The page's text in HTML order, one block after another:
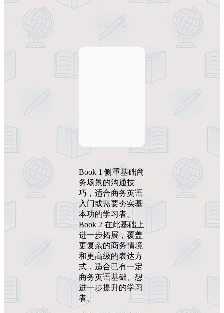
沟
（MP3）
Book 1 侧重基础商
务场景的沟通技
巧，适合商务英语
入门或需要夯实基
本功的学习者。
Book 2 在此基础上
进一步拓展，覆盖
更复杂的商务情境
和更高级的表达方
式，适合已有一定
商务英语基础、想
进一步提升的学习
者。